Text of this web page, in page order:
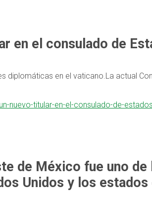
en el consulado de
diplomáticas en el vaticano.La actual
nuevo-titular-en-el-consulado-de-
de México fue uno
Unidos y los estados